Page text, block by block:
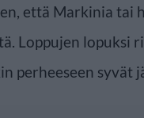
että Markinia tai
Loppujen lopuksi
perheeseen syvät